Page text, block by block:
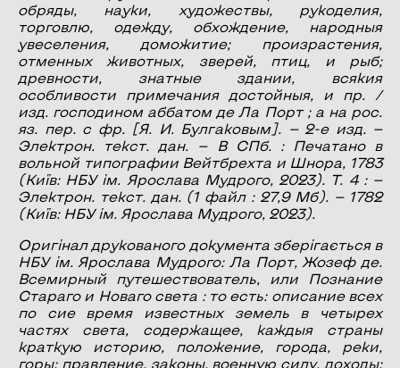
обряды, науки, художествы, рукоделия,
торговлю, одежду, обхождение, народныя
увеселения, доможитие; произрастения,
отменных животных, зверей, птиц, и рыб;
древности, знатные здании, всякия
особливости примечания достойныя, и пр. /
изд. господином аббатом де Ла Порт ; а на рос.
яз. пер. с фр. [Я. И. Булгаковым]. — 2-е изд. —
Электрон. текст. дан. — В СПб. : Печатано в
вольной типографии Вейтбрехта и Шнора, 1783
(Київ: НБУ ім. Ярослава Мудрого, 2023). Т. 4 : —
Электрон. текст. дан. (1 файл : 27,9 Мб). — 1782
(Київ: НБУ ім. Ярослава Мудрого, 2023).
Оригінал друкованого документа зберігається в
НБУ ім. Ярослава Мудрого: Ла Порт, Жозеф де.
Всемирный путешествователь, или Познание
Стараго и Новаго света : то есть: описание всех
по сие время известных земель в четырех
частях света, содержащее, каждыя страны
краткую историю, положение, города, реки,
горы; правление, законы, военную силу, доходы;